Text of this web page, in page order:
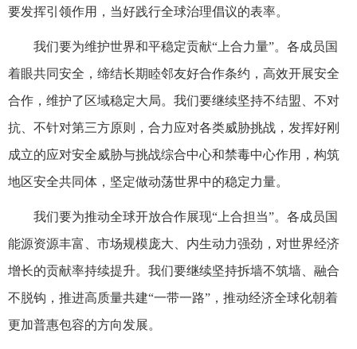
要发挥引领作用，当好践行全球治理倡议的表率。
我们要为维护世界和平稳定贡献“上合力量”。各成员国
着眼共同安全，缔结长期睦邻友好合作条约，高效开展安全
合作，维护了区域稳定大局。我们要继续坚持不结盟、不对
抗、不针对第三方原则，合力应对各类威胁挑战，发挥好刚
成立的应对安全威胁与挑战综合中心和禁毒中心作用，构筑
地区安全共同体，坚定做动荡世界中的稳定力量。
我们要为推动全球开放合作展现“上合担当”。各成员国
能源资源丰富、市场规模庞大、内生动力强劲，对世界经济
增长的贡献率持续提升。我们要继续坚持拆墙不筑墙、融合
不脱钩，推进高质量共建“一带一路”，推动经济全球化朝着
更加普惠包容的方向发展。